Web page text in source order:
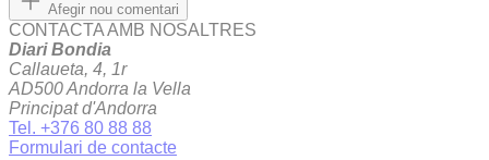
Afegir nou comentari
CONTACTA AMB NOSALTRES
Diari Bondia
Callaueta, 4, 1r
AD500 Andorra la Vella
Principat d'Andorra
Tel. +376 80 88 88
Formulari de contacte